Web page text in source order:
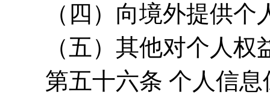
（四）向境外提供个
（五）其他对个人
第五十六条 个人信